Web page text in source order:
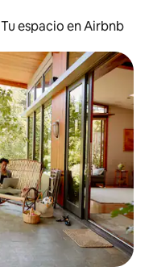
Tu espacio en Airbnb